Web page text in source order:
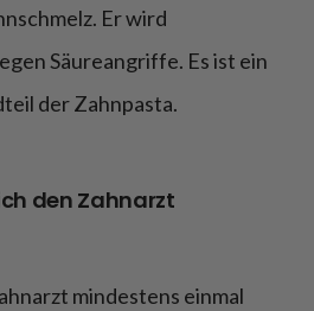
Er wird
Säureangriffe. Es ist ein
der Zahnpasta.
den Zahnarzt
mindestens einmal